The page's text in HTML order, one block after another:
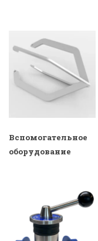
Вспомогательное
оборудование